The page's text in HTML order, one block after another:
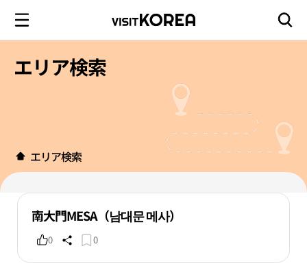
エリア検索
エリア検索
南大門MESA（남대문 메사）
0 0